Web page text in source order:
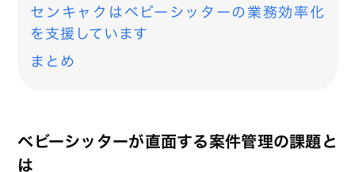
センキャクはベビーシッターの業務効率化
を支援しています
まとめ
ベビーシッターが直面する案件管理の課題と
は